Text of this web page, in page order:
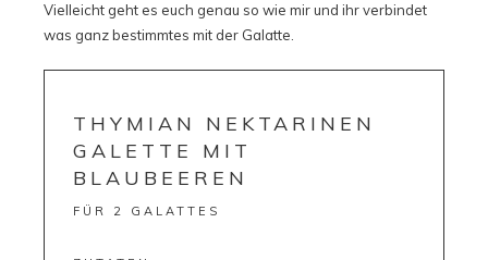
Vielleicht geht es euch genau so wie mir und ihr verbindet
was ganz bestimmtes mit der Galatte.
THYMIAN NEKTARINEN
GALETTE MIT
BLAUBEEREN
FÜR 2 GALATTES